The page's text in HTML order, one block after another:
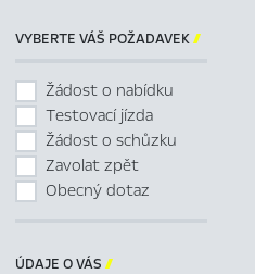
VYBERTE VÁŠ POŽADAVEK
Žádost o nabídku
Testovací jízda
Žádost o schůzku
Zavolat zpět
Obecný dotaz
ÚDAJE O VÁS 